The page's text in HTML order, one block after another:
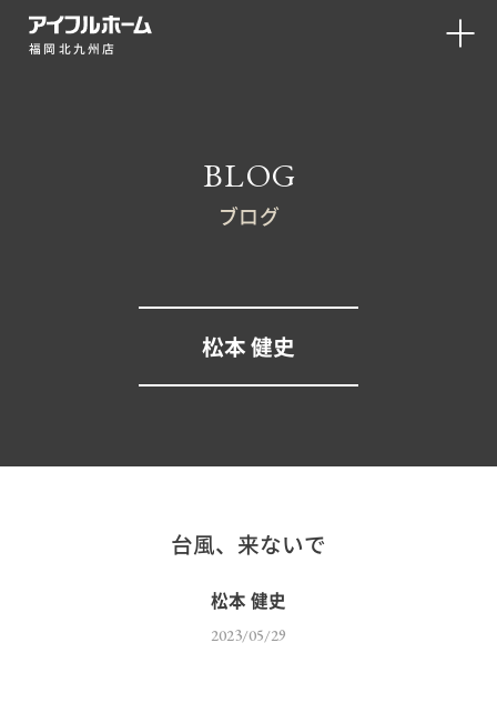
福岡北九州店
BLOG
ブログ
松本 健史
台風、来ないで
松本 健史
2023/05/29